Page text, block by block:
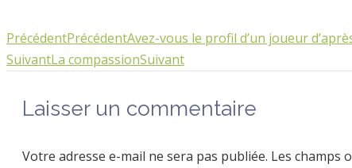
PrécédentPrécédentAvez-vous le profil d’un joueur
SuivantLa compassionSuivant
Laisser un commentaire
Votre adresse e-mail ne sera pas publiée. Les champs